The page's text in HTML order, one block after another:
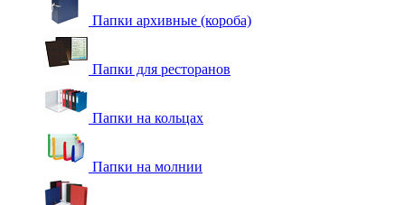
Папки архивные (короба)
Папки для ресторанов
Папки на кольцах
Папки на молнии